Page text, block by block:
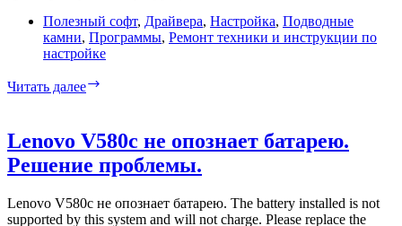
Полезный софт, Драйвера, Настройка, Подводные
камни, Программы, Ремонт техники и инструкции по
настройке
Читать далее
AMD
0x1000007e
или
AMD
не
Lenovo V580c не опознает батарею.
Решение проблемы.
Lenovo V580c не опознает батарею. The battery installed is not
supported by this system and will not charge. Please replace the